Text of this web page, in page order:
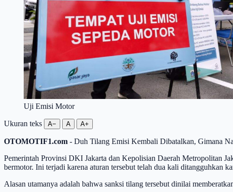
Uji Emisi Motor
Ukuran teks A− A A+
OTOMOTIF1.com - Duh Tilang Emisi Kembali Dibatalkan, Gimana
Pemerintah Provinsi DKI Jakarta dan Kepolisian Daerah Metropolitan
bermotor. Ini terjadi karena aturan tersebut telah dua kali ditangguhkan
Alasan utamanya adalah bahwa sanksi tilang tersebut dinilai